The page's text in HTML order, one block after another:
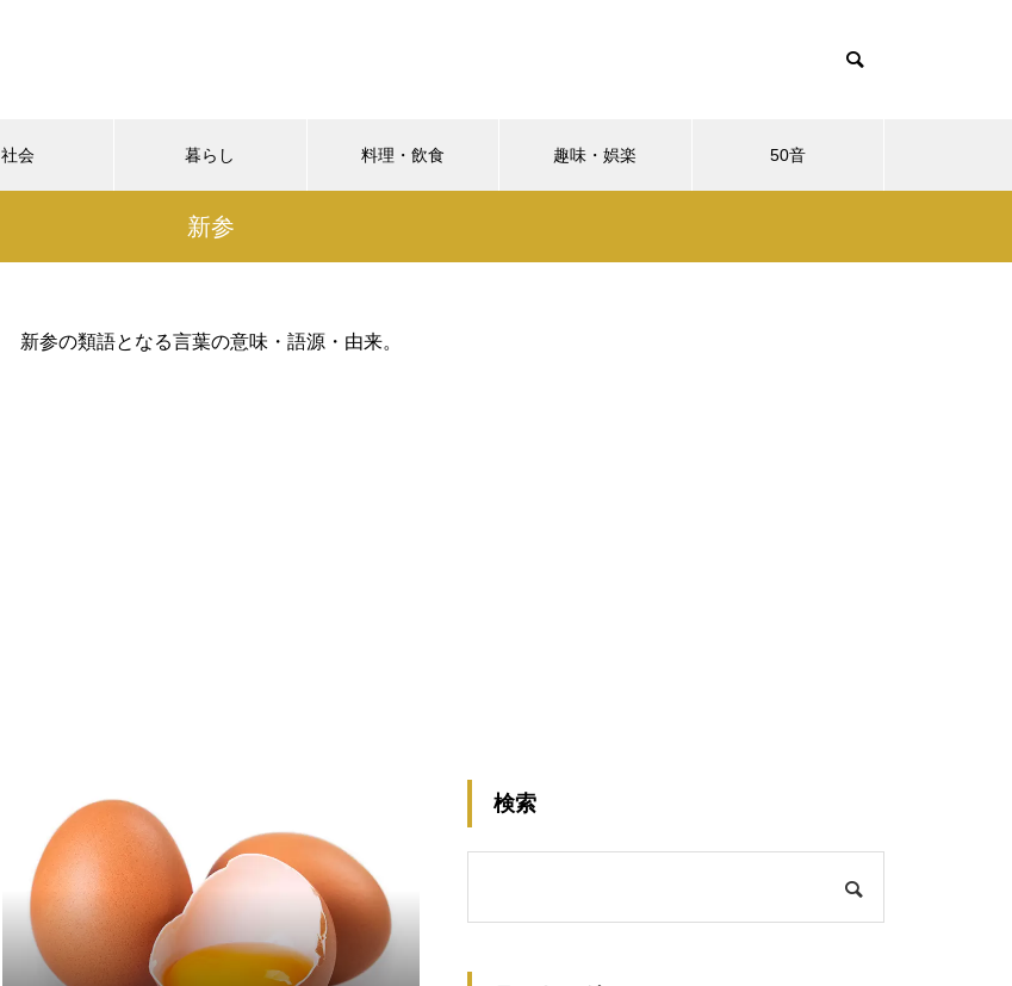
社会 暮らし 料理・飲食 趣味・娯楽 50音
新参
新参の類語となる言葉の意味・語源・由来。
検索